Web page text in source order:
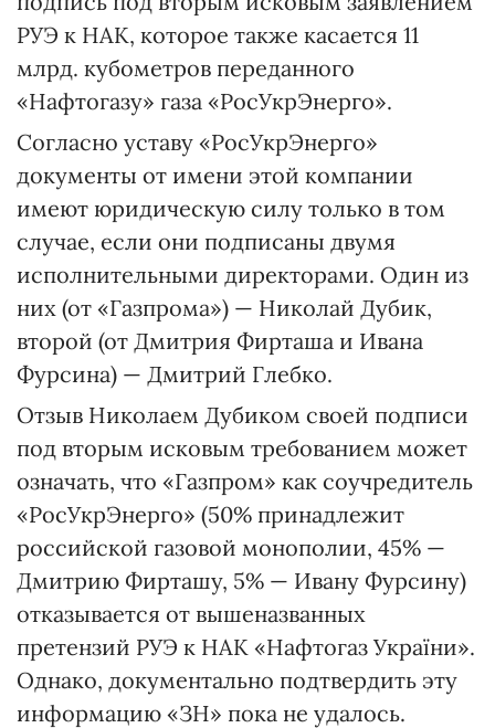
РУЭ к НАК, которое также касается 11
млрд. кубометров переданного
«Нафтогазу» газа «РосУкрЭнерго».
Cогласно уставу «РосУкрЭнерго»
документы от имени этой компании
имеют юридическую силу только в том
случае, если они подписаны двумя
исполнительными директорами. Один из
них (от «Газпрома») — Николай Дубик,
второй (от Дмитрия Фирташа и Ивана
Фурсина) — Дмитрий Глебко.
Отзыв Николаем Дубиком своей подписи
под вторым исковым требованием может
означать, что «Газпром» как соучредитель
«РосУкрЭнерго» (50% принадлежит
российской газовой монополии, 45% —
Дмитрию Фирташу, 5% — Ивану Фурсину)
отказывается от вышеназванных
претензий РУЭ к НАК «Нафтогаз України».
Однако, документально подтвердить эту
информацию «ЗН» пока не удалось.